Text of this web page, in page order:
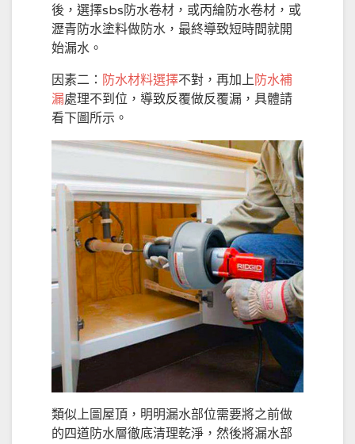
後，選擇sbs防水卷材，或丙綸防水卷材，或
瀝青防水塗料做防水，最終導致短時間就開
始漏水。
因素二： 防水材料選擇不對，再加上防水補
漏處理不到位，導致反覆做反覆漏，具體請
看下圖所示。
類似上圖屋頂，明明漏水部位需要將之前做
的四道防水層徹底清理乾淨，然後將漏水部